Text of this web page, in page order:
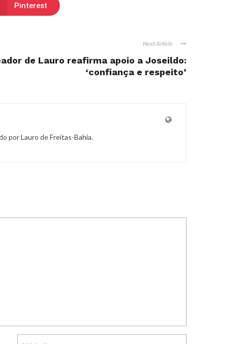
Pinterest
Next Article
de Lauro reafirma apoio a Joseildo:
‘confiança e respeito’
por Lauro de Freitas-Bahia.